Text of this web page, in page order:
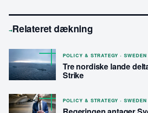
→Relateret dækning
POLICY & STRATEGY · SWEDEN
Tre nordiske lande
Strike
POLICY & STRATEGY · SWEDEN